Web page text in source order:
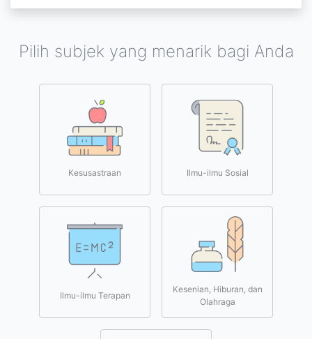
Pilih subjek yang menarik bagi Anda
Kesusastraan Ilmu-ilmu Sosial
Ilmu-ilmu Terapan
Kesenian, Hiburan, dan
Olahraga